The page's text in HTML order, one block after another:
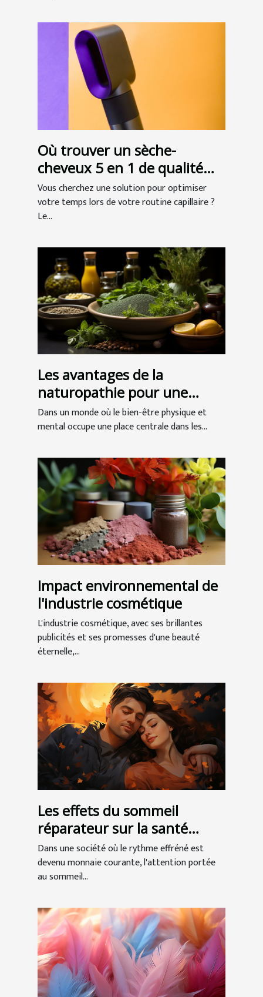
Où trouver un sèche-
cheveux 5 en 1 de qualité
professionnelle ?
Vous cherchez une solution pour optimiser
votre temps lors de votre routine capillaire ?
Le...
Les avantages de la
naturopathie pour une
meilleure santé globale
Dans un monde où le bien-être physique et
mental occupe une place centrale dans les...
Impact environnemental de
l'industrie cosmétique
L'industrie cosmétique, avec ses brillantes
publicités et ses promesses d'une beauté
éternelle,...
Les effets du sommeil
réparateur sur la santé
globale
Dans une société où le rythme effréné est
devenu monnaie courante, l'attention portée
au sommeil...